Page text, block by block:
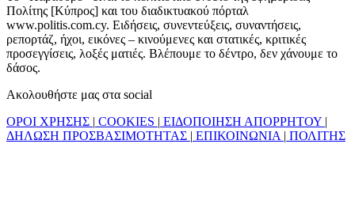
Πολίτης [Κύπρος] και του διαδικτυακού πόρταλ
www.politis.com.cy. Ειδήσεις, συνεντεύξεις, συναντήσεις,
ρεπορτάζ, ήχοι, εικόνες – κινούμενες και στατικές, κριτικές
προσεγγίσεις, λοξές ματιές. Βλέπουμε το δέντρο, δεν χάνουμε το
δάσος.
Ακολουθήστε μας στα social
ΟΡΟΙ ΧΡΗΣΗΣ | COOKIES | ΕΙΔΟΠΟΙΗΣΗ ΑΠΟΡΡΗΤΟΥ |
ΔΗΛΩΣΗ ΠΡΟΣΒΑΣΙΜΟΤΗΤΑΣ | ΕΠΙΚΟΙΝΩΝΙΑ | ΠΟΛΙΤΗΣ